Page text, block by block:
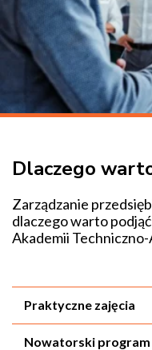
Dlaczego
Zarządzanie
dlaczego warto
Akademii
Praktyczne zajęcia
Nowatorski program